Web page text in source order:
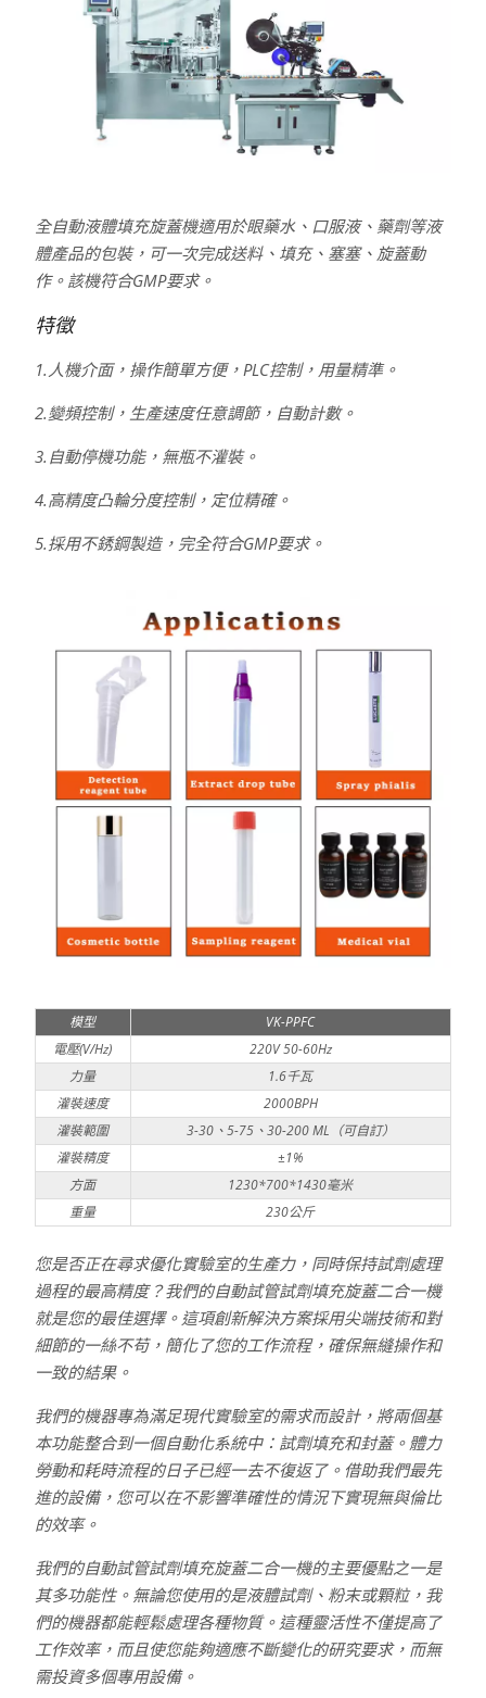
全自動液體填充旋蓋機適用於眼藥水、口服液、藥劑等液
體產品的包裝，可一次完成送料、填充、塞塞、旋蓋動
作。該機符合GMP要求。
特徵
1.人機介面，操作簡單方便，PLC控制，用量精準。
2.變頻控制，生產速度任意調節，自動計數。
3.自動停機功能，無瓶不灌裝。
4.高精度凸輪分度控制，定位精確。
5.採用不銹鋼製造，完全符合GMP要求。
模型
VK-PPFC
電壓(V/Hz)
220V 50-60Hz
力量
1.6千瓦
灌裝速度
2000BPH
灌裝範圍
3-30、5-75、30-200 ML（可自訂）
灌裝精度
±1%
方面
1230*700*1430毫米
重量
230公斤
您是否正在尋求優化實驗室的生產力，同時保持試劑處理
過程的最高精度？我們的自動試管試劑填充旋蓋二合一機
就是您的最佳選擇。這項創新解決方案採用尖端技術和對
細節的一絲不苟，簡化了您的工作流程，確保無縫操作和
一致的結果。
我們的機器專為滿足現代實驗室的需求而設計，將兩個基
本功能整合到一個自動化系統中：試劑填充和封蓋。體力
勞動和耗時流程的日子已經一去不復返了。借助我們最先
進的設備，您可以在不影響準確性的情況下實現無與倫比
的效率。
我們的自動試管試劑填充旋蓋二合一機的主要優點之一是
其多功能性。無論您使用的是液體試劑、粉末或顆粒，我
們的機器都能輕鬆處理各種物質。這種靈活性不僅提高了
工作效率，而且使您能夠適應不斷變化的研究要求，而無
需投資多個專用設備。